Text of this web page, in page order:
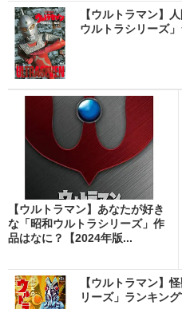
【ウルトラマン】
ウルトラシリーズ
【ウルトラマン】あなたが好き
な「昭和ウルトラシリーズ」作
品はなに？【2024年版...
【ウルトラマン】
リーズ」ランキン